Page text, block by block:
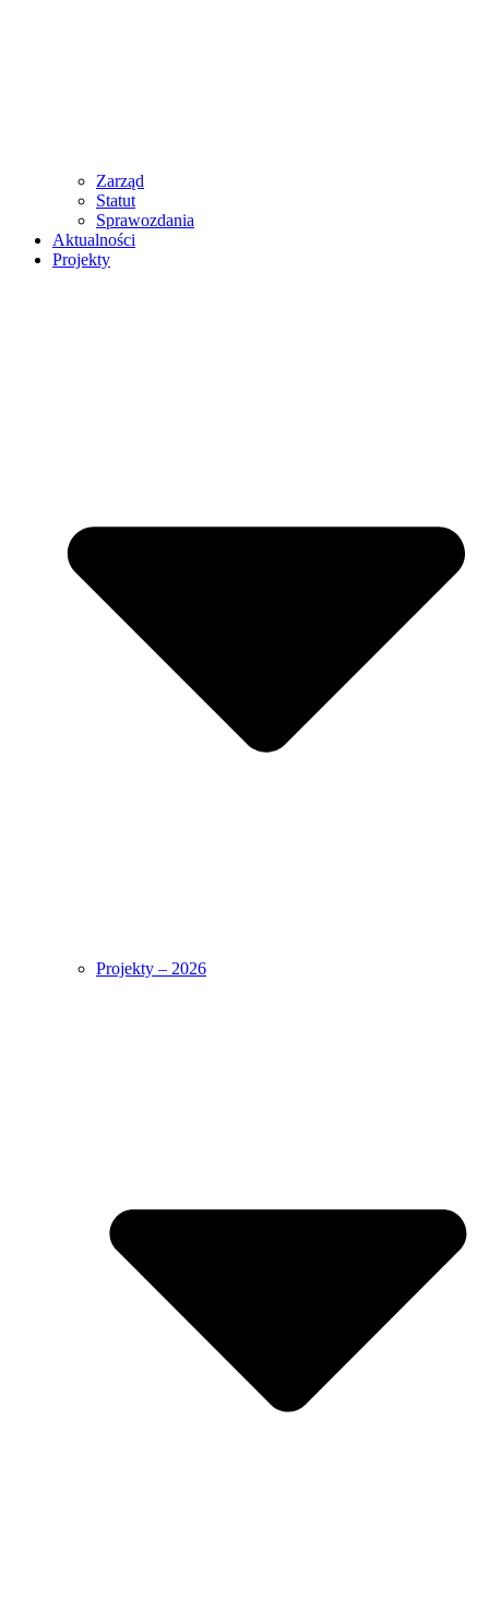
Zarząd
Statut
Sprawozdania
Aktualności
Projekty
Projekty – 2026